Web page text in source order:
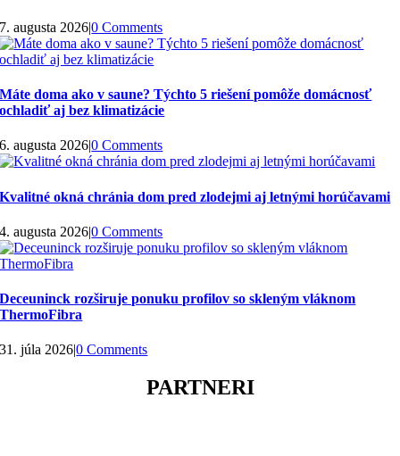
7. augusta 2026|0 Comments
Máte doma ako v saune? Týchto 5 riešení pomôže domácnosť
ochladiť aj bez klimatizácie
6. augusta 2026|0 Comments
Kvalitné okná chránia dom pred zlodejmi aj letnými horúčavami
4. augusta 2026|0 Comments
Deceuninck rozširuje ponuku profilov so skleným vláknom
ThermoFibra
31. júla 2026|0 Comments
PARTNERI